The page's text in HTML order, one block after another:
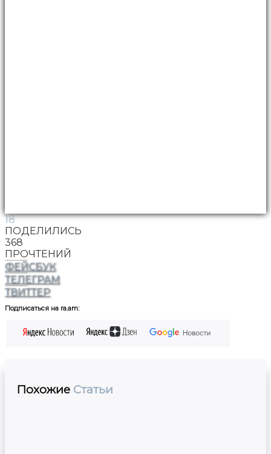
18
ПОДЕЛИЛИСЬ
368
ПРОЧТЕНИЙ
ФЕЙСБУК
ТЕЛЕГРАМ
ТВИТТЕР
Подписаться на ra.am:
Похожие Статьи